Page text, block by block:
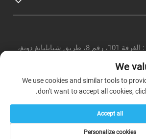
Office/Factory add : الغرفة 101، رقم 8، طريق شيانليانغ دونغ،
بوير لتعليم الأجهزة المحدودة -
We
We use cookies and similar tools to
don't want to accept all cookies,
Personalize cookies
Accept all